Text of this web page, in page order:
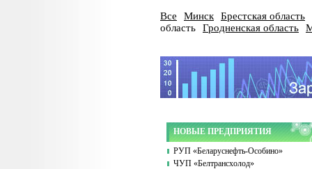
Все Минск
Брестская область
область
Гродненская область
НОВЫЕ ПРЕДПРИЯТИЯ
РУП «Беларуснефть-Особино»
ЧУП «Белтрансхолод»